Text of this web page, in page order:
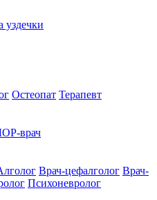
уздечки
Остеопат Терапевт
врач
Врач-цефалголог Врач-
Психоневролог